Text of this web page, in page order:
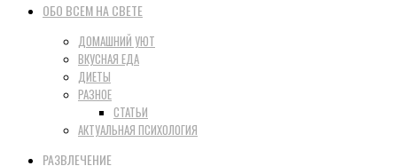
ОБО ВСЕМ НА СВЕТЕ
ДОМАШНИЙ УЮТ
ВКУСНАЯ ЕДА
ДИЕТЫ
РАЗНОЕ
СТАТЬИ
АКТУАЛЬНАЯ ПСИХОЛОГИЯ
РАЗВЛЕЧЕНИЕ